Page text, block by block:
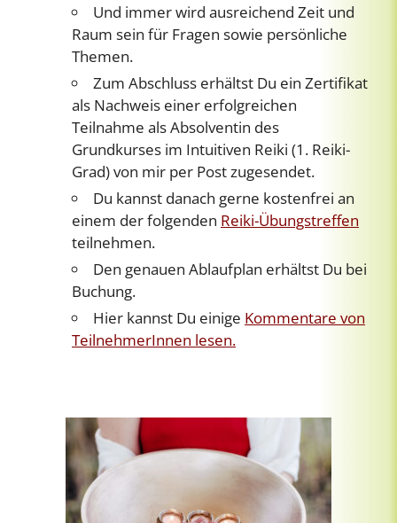
Und immer wird ausreichend Zeit und
Raum sein für Fragen sowie persönliche
Themen.
Zum Abschluss erhältst Du ein Zertifikat
als Nachweis einer erfolgreichen
Teilnahme als Absolventin des
Grundkurses im Intuitiven Reiki (1. Reiki-
Grad) von mir per Post zugesendet.
Du kannst danach gerne kostenfrei an
einem der folgenden Reiki-Übungstreffen
teilnehmen.
Den genauen Ablaufplan erhältst Du bei
Buchung.
Hier kannst Du einige Kommentare von
TeilnehmerInnen lesen.